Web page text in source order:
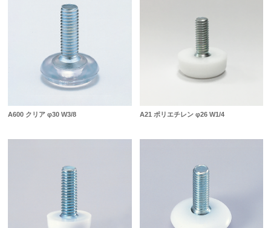
A600 クリア φ30 W3/8 A21 ポリエチレン φ26 W1/4